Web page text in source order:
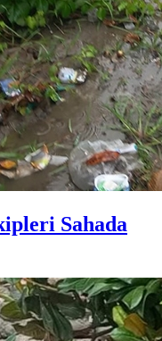
Sahada